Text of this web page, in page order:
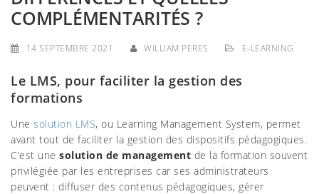
n
COMPLÉMENTARITÉS ?
14 SEPTEMBRE 2021 WILLIAM PERES E-LEARNING
Le LMS, pour faciliter la gestion des
formations
Une solution LMS, ou Learning Management System, permet
avant tout de faciliter la gestion des dispositifs pédagogiques.
C’est une solution de management de la formation souvent
privilégiée par les entreprises car ses administrateurs
peuvent : diffuser des contenus pédagogiques, gérer